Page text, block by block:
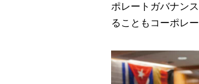
ポレートガバナン
ることもコーポレ